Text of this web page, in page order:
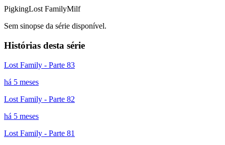
PigkingLost FamilyMilf
Sem sinopse da série disponível.
Histórias desta série
Lost Family - Parte 83
há 5 meses
Lost Family - Parte 82
há 5 meses
Lost Family - Parte 81